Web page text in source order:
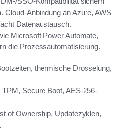
Cloud-Anbindung an Azure, AWS
Datenaustausch.
Microsoft Power Automate,
die Prozessautomatisierung.
thermische Drosselung,
Secure Boot, AES-256-
of Ownership, Updatezyklen,